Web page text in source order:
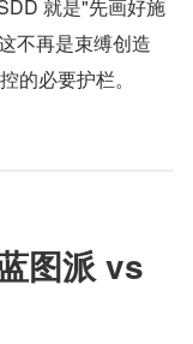
就是"先画好施
不再是束缚创造
的必要护栏。
图派 vs